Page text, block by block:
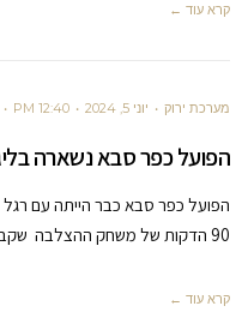
קרא עוד ←
מערכת ירוק יוני 5, 2024 12:40 PM
הפועל כפר סבא נשארה
הפועל כפר סבא כבר הייתה עם רגל
90 הדקות של משחק ההצלבה שקבע
קרא עוד ←